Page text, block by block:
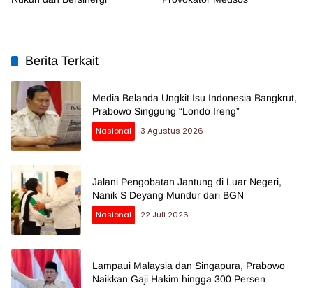
Berita Terkait
Media Belanda Ungkit Isu Indonesia Bangkrut,
Prabowo Singgung “Londo Ireng”
Nasional
3 Agustus 2026
Jalani Pengobatan Jantung di Luar Negeri,
Nanik S Deyang Mundur dari BGN
Nasional
22 Juli 2026
Lampaui Malaysia dan Singapura, Prabowo
Naikkan Gaji Hakim hingga 300 Persen